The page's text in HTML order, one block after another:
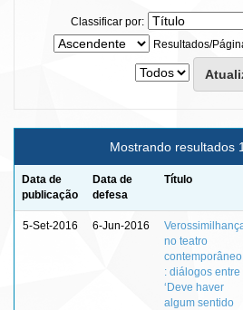
Classificar por:
Resultados/
Mostrando resultados
Data de
publicação
Data de
defesa
Título
5-Set-2016 6-Jun-2016
no teatro
contemporâneo
: diálogos entre
‘Deve haver
algum sentido